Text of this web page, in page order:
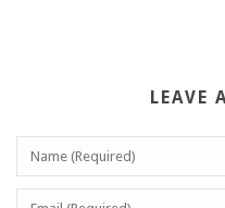
LEAVE